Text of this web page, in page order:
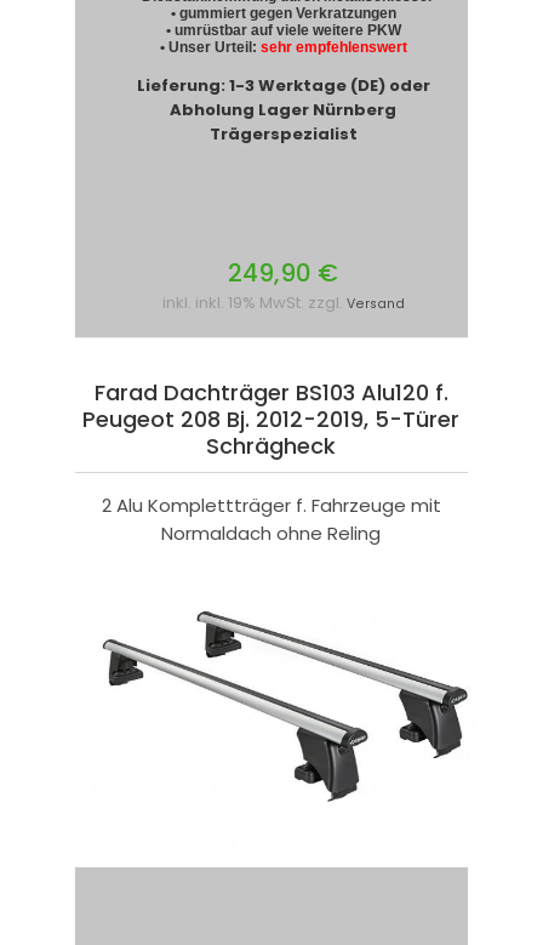
• gummiert gegen Verkratzungen
• umrüstbar auf viele weitere PKW
• Unser Urteil: sehr empfehlenswert
Lieferung: 1-3 Werktage (DE) oder
Abholung Lager Nürnberg
Trägerspezialist
249,90 €
inkl. inkl. 19% MwSt. zzgl. Versand
Farad Dachträger BS103 Alu120 f.
Peugeot 208 Bj. 2012-2019, 5-Türer
Schrägheck
2 Alu Komplettträger f. Fahrzeuge mit
Normaldach ohne Reling